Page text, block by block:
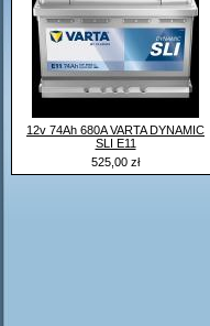
12v 74Ah 680A VARTA DYNAMIC
SLI E11
525,00 zł